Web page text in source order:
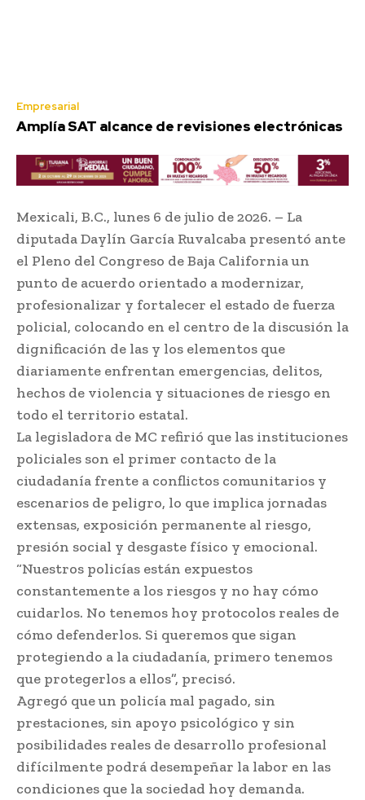
Empresarial
Amplía SAT alcance de revisiones electrónicas
Mexicali, B.C., lunes 6 de julio de 2026. – La
diputada Daylín García Ruvalcaba presentó ante
el Pleno del Congreso de Baja California un
punto de acuerdo orientado a modernizar,
profesionalizar y fortalecer el estado de fuerza
policial, colocando en el centro de la discusión la
dignificación de las y los elementos que
diariamente enfrentan emergencias, delitos,
hechos de violencia y situaciones de riesgo en
todo el territorio estatal.
La legisladora de MC refirió que las instituciones
policiales son el primer contacto de la
ciudadanía frente a conflictos comunitarios y
escenarios de peligro, lo que implica jornadas
extensas, exposición permanente al riesgo,
presión social y desgaste físico y emocional.
“Nuestros policías están expuestos
constantemente a los riesgos y no hay cómo
cuidarlos. No tenemos hoy protocolos reales de
cómo defenderlos. Si queremos que sigan
protegiendo a la ciudadanía, primero tenemos
que protegerlos a ellos”, precisó.
Agregó que un policía mal pagado, sin
prestaciones, sin apoyo psicológico y sin
posibilidades reales de desarrollo profesional
difícilmente podrá desempeñar la labor en las
condiciones que la sociedad hoy demanda.